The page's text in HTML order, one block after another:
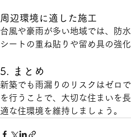
周辺環境に適した施工
台風や豪雨が多い地域では、防
シートの重ね貼りや留め具の強
5. まとめ
新築でも雨漏りのリスクはゼロ
を行うことで、大切な住まいを
適な住環境を維持しましょう。